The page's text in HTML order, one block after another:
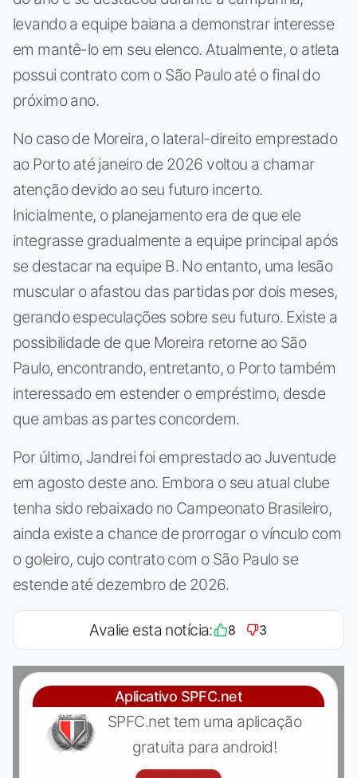
levando a equipe baiana a demonstrar interesse
em mantê-lo em seu elenco. Atualmente, o atleta
possui contrato com o São Paulo até o final do
próximo ano.
No caso de Moreira, o lateral-direito emprestado
ao Porto até janeiro de 2026 voltou a chamar
atenção devido ao seu futuro incerto.
Inicialmente, o planejamento era de que ele
integrasse gradualmente a equipe principal após
se destacar na equipe B. No entanto, uma lesão
muscular o afastou das partidas por dois meses,
gerando especulações sobre seu futuro. Existe a
possibilidade de que Moreira retorne ao São
Paulo, encontrando, entretanto, o Porto também
interessado em estender o empréstimo, desde
que ambas as partes concordem.
Por último, Jandrei foi emprestado ao Juventude
em agosto deste ano. Embora o seu atual clube
tenha sido rebaixado no Campeonato Brasileiro,
ainda existe a chance de prorrogar o vínculo com
o goleiro, cujo contrato com o São Paulo se
estende até dezembro de 2026.
Avalie esta notícia: 8 3
Aplicativo SPFC.net
SPFC.net tem uma aplicação
gratuita para android!